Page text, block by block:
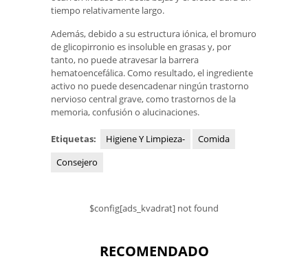
tiempo relativamente largo.
Además, debido a su estructura iónica, el bromuro
de glicopirronio es insoluble en grasas y, por
tanto, no puede atravesar la barrera
hematoencefálica. Como resultado, el ingrediente
activo no puede desencadenar ningún trastorno
nervioso central grave, como trastornos de la
memoria, confusión o alucinaciones.
Etiquetas: Higiene Y Limpieza-
Comida
Consejero
$config[ads_kvadrat] not found
RECOMENDADO